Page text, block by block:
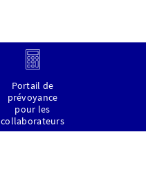
Portail de
prévoyance
pour les
collaborateurs